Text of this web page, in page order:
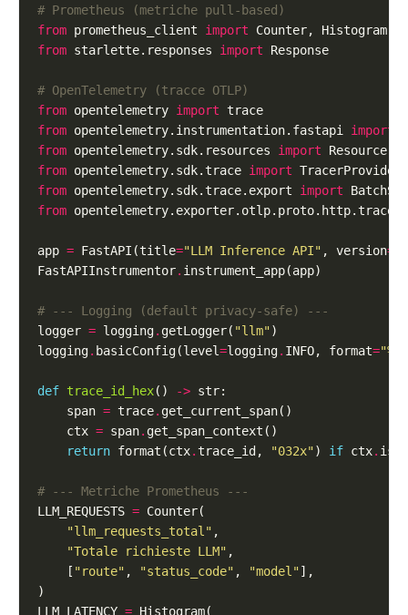
# Prometheus (metriche pull-based)
from prometheus_client import
from starlette.responses import
# OpenTelemetry (tracce OTLP)
from opentelemetry import
from opentelemetry.instrumentation.fastapi import
from opentelemetry.sdk.resources import
from opentelemetry.sdk.trace import
from opentelemetry.sdk.trace.export import
from
app = FastAPI(title="LLM Inference API" , version=
FastAPIInstrumentor.
# --- Logging (default privacy-safe) ---
logger = logging. getLogger( "llm"
logging. basicConfig(level=logging. INFO, format="
def trace_id_hex() ->
    span
= trace.
    ctx
= span.
return format(ctx. trace_id, "032x") if ctx.
# --- Metriche Prometheus ---
LLM_REQUESTS =
"llm_requests_total"
"Totale richieste LLM"
    [
"route" , "status_code" , "model"
LLM_LATENCY =